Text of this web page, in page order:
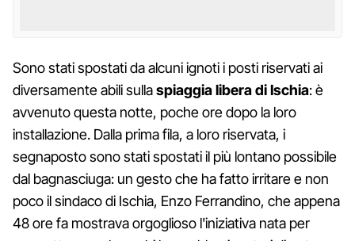
Sono stati spostati da alcuni ignoti i posti riservati ai
diversamente abili sullaspiaggia libera di Ischia: è
avvenuto questa notte, poche ore dopo la loro
installazione. Dalla prima fila, a loro riservata, i
segnaposto sono stati spostati il più lontano possibile
dal bagnasciuga: un gesto che ha fatto irritare e non
poco il sindaco di Ischia, Enzo Ferrandino, che appena
48 ore fa mostrava orgoglioso l'iniziativa nata per